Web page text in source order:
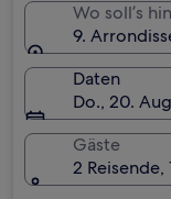
Wo soll’s
9.
Daten
Do., 20.
Gäste
2 Reisende,